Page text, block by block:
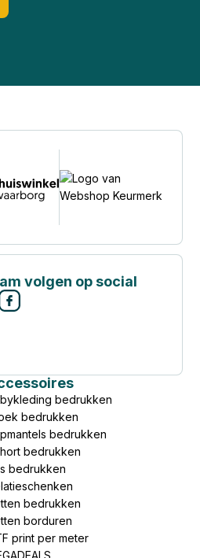
volgen op social
bedrukken
bedrukken
bedrukken
bedrukken
bedrukken
bedrukken
borduren
print per meter